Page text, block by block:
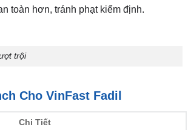
toàn hơn, tránh phạt kiểm định.
trội
Cho VinFast Fadil
Chi Tiết